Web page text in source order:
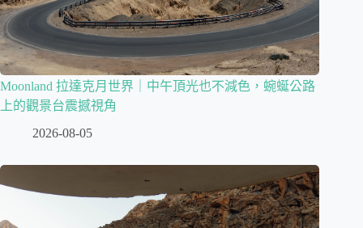
Moonland 拉達克月世界｜中午頂光也不減色，蜿蜒公路
上的觀景台震撼視角
2026-08-05